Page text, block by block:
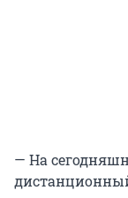
— На